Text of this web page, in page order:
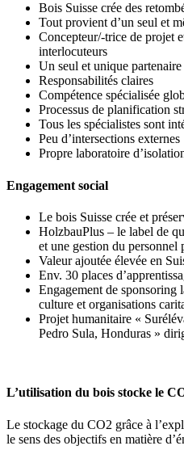
Bois Suisse crée des
Tout provient d’un seul et
Concepteur/-trice de projet
interlocuteurs
Un seul et unique
Responsabilités claires
Compétence spécialisée
Processus de planification
Tous les spécialistes sont
Peu d’intersections externes
Propre laboratoire
Engagement social
Le bois Suisse crée et
HolzbauPlus – le label de
et une gestion du personnel
Valeur ajoutée élevée en
Env. 30 places
Engagement de sponsoring
culture et organisations
Projet humanitaire «
Pedro Sula, Honduras »
L’utilisation du bois stocke le
Le stockage du CO2 grâce à
le sens des objectifs en matière